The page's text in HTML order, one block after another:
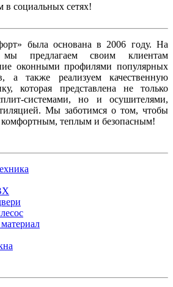
в социальных сетях!
была основана в 2006 году. На
предлагаем своим клиентам
оконными профилями популярных
а также реализуем качественную
которая представлена не только
системами, но и осушителями,
Мы заботимся о том, чтобы
теплым и безопасным!